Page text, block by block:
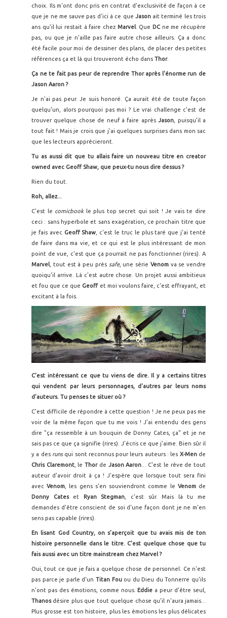
choix. Ils m'ont donc pris en contrat d'exclusivité de façon à ce
que je ne me sauve pas d'ici à ce que Jason ait terminé les trois
ans qu'il lui restait à faire chez Marvel. Que DC ne me récupère
pas, ou que je n'aille pas faire autre chose ailleurs. Ça a donc
été facile pour moi de dessiner des plans, de placer des petites
références ça et là qui trouveront écho dans Thor.
Ça ne te fait pas peur de reprendre Thor après l'énorme run de
Jason Aaron ?
Je n'ai pas peur. Je suis honoré. Ça aurait été de toute façon
quelqu'un, alors pourquoi pas moi ? Le vrai challenge c'est de
trouver quelque chose de neuf à faire aprèsJason, puisqu'il a
tout fait ! Mais je crois que j'ai quelques surprises dans mon sac
que les lecteurs apprécieront.
Tu as aussi dit que tu allais faire un nouveau titre en creator
owned avec Geoff Shaw, que peux-tu nous dire dessus ?
Rien du tout.
Roh, allez...
C'est le comicbook le plus top secret qui soit ! Je vais te dire
ceci : sans hyperbole et sans exagération, ce prochain titre que
je fais avec Geoff Shaw, c'est le truc le plus taré que j'ai tenté
de faire dans ma vie, et ce qui est le plus intéressant de mon
point de vue, c'est que ça pourrait ne pas fonctionner (rires). A
Marvel, tout est à peu près safe, une série Venom va se vendre
quoiqu'il arrive. Là c'est autre chose. Un projet aussi ambitieux
et fou que ce que Geoff et moi voulons faire, c'est effrayant, et
excitant à la fois.
C'est intéressant ce que tu viens de dire. Il y a certains titres
qui vendent par leurs personnages, d'autres par leurs noms
d'auteurs. Tu penses te situer où ?
C'est difficile de répondre à cette question ! Je ne peux pas me
voir de la même façon que tu me vois ! J'ai entendu des gens
dire "ça ressemble à un bouquin de Donny Cates, ça" et je ne
sais pas ce que ça signifie (rires). J'écris ce que j'aime. Bien sûr il
y a des runs qui sont reconnus pour leurs auteurs : les X-Men de
Chris Claremont, leThor de Jason Aaron ... C'est le rêve de tout
auteur d'avoir droit à ça ! J'espère que lorsque tout sera fini
avecVenom , les gens s'en souviendront comme le Venom de
Donny Cates et Ryan Stegman , c'est sûr. Mais là tu me
demandes d'être conscient de soi d'une façon dont je ne m'en
sens pas capable (rires).
En lisant God Country, on s'aperçoit que tu avais mis de ton
histoire personnelle dans le titre. C'est quelque chose que tu
fais aussi avec un titre mainstream chez Marvel ?
Oui, tout ce que je fais a quelque chose de personnel. Ce n'est
pas parce je parle d'un Titan Fou ou du Dieu du Tonnerre qu'ils
n'ont pas des émotions, comme nous.
Eddie a peur d'être seul,
Thanos désire plus que tout quelque chose qu'il n'aura jamais...
Plus grosse est ton histoire, plus les émotions les plus délicates